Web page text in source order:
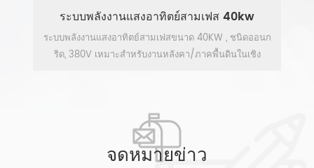
ระบบพลังงานแสงอาทิตย์สามเฟส 40kw
ระบบพลังงานแสงอาทิตย์สามเฟสขนาด 40KW , ชนิดออนก
ริด, 380V เหมาะสำหรับงานหลังคา/ภาคพื้นดินในเชิง
จดหมายข่าว